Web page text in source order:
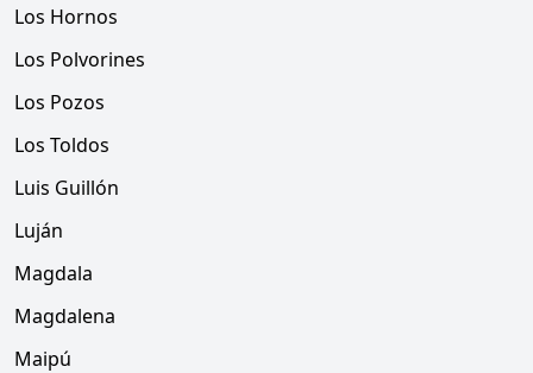
Los Hornos
Los Polvorines
Los Pozos
Los Toldos
Luis Guillón
Luján
Magdala
Magdalena
Maipú